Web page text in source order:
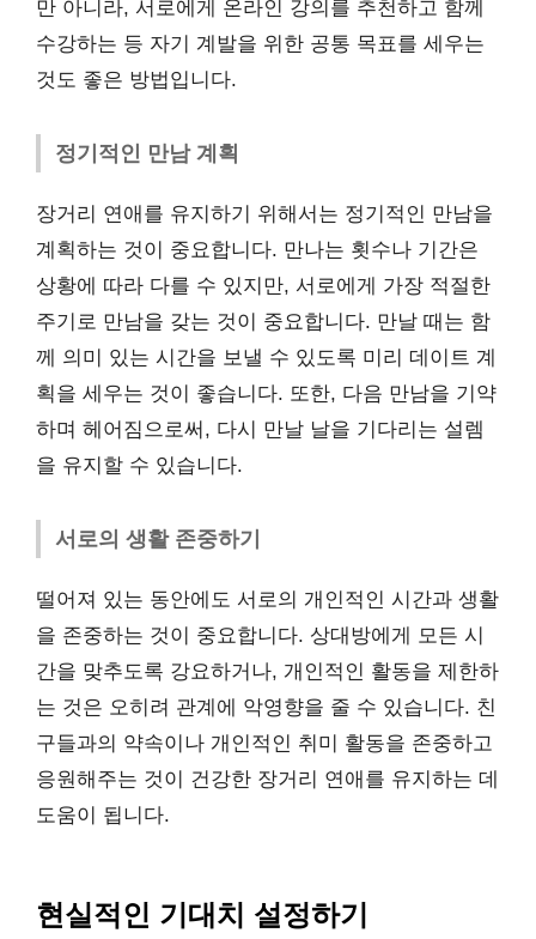
만 아니라, 서로에게 온라인 강의를 추천하고 함께
수강하는 등 자기 계발을 위한 공통 목표를 세우는
것도 좋은 방법입니다.
정기적인 만남 계획
장거리 연애를 유지하기 위해서는 정기적인 만남을
계획하는 것이 중요합니다. 만나는 횟수나 기간은
상황에 따라 다를 수 있지만, 서로에게 가장 적절한
주기로 만남을 갖는 것이 중요합니다. 만날 때는 함
께 의미 있는 시간을 보낼 수 있도록 미리 데이트 계
획을 세우는 것이 좋습니다. 또한, 다음 만남을 기약
하며 헤어짐으로써, 다시 만날 날을 기다리는 설렘
을 유지할 수 있습니다.
서로의 생활 존중하기
떨어져 있는 동안에도 서로의 개인적인 시간과 생활
을 존중하는 것이 중요합니다. 상대방에게 모든 시
간을 맞추도록 강요하거나, 개인적인 활동을 제한하
는 것은 오히려 관계에 악영향을 줄 수 있습니다. 친
구들과의 약속이나 개인적인 취미 활동을 존중하고
응원해주는 것이 건강한 장거리 연애를 유지하는 데
도움이 됩니다.
현실적인 기대치 설정하기